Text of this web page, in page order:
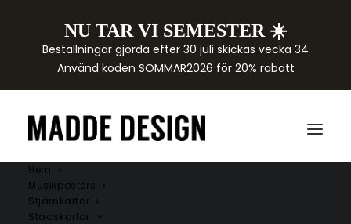
NU TAR VI SEMESTER ☀️
Beställningar gjorda efter 30 juli skickas vecka 34
Använd koden SOMMAR2026 för 20% rabatt
Hem
Musikposters
Stjärnkartor
Stadskartor